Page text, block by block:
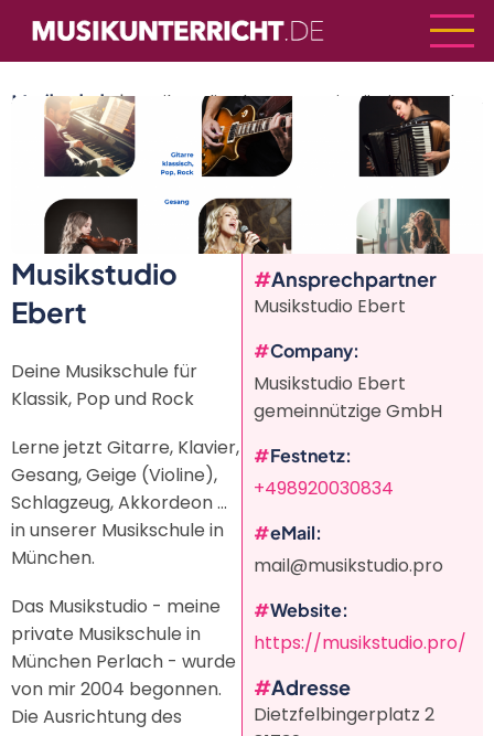
zum
Inhalt
Musikschule| Musikstudio Ebert gemeinnützige GmbH
Musikstudio
Ebert
Deine Musikschule für
Klassik, Pop und Rock
Lerne jetzt Gitarre, Klavier,
Gesang, Geige (Violine),
Schlagzeug, Akkordeon ...
in unserer Musikschule in
München.
Das Musikstudio - meine
private Musikschule in
München Perlach - wurde
von mir 2004 begonnen.
Die Ausrichtung des
Ansprechpartner
Musikstudio Ebert
Company
Musikstudio Ebert
gemeinnützige GmbH
Festnetz
+498920030834
eMail
mail@musikstudio.pro
Website
https://musikstudio.pro/
Adresse
Dietzfelbingerplatz 2